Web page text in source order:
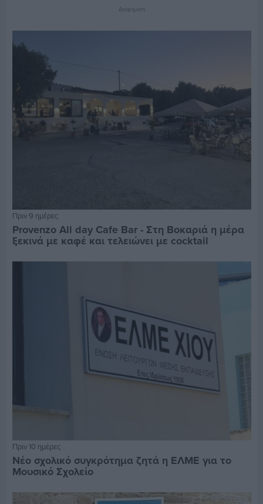
Διαφήμιση
Πριν 9 ημέρες
Provenzo All day Cafe Bar - Στη Βοκαριά η μέρα
ξεκινά με καφέ και τελειώνει με cocktail
Πριν 10 ημέρες
Νέο σχολικό συγκρότημα ζητά η ΕΛΜΕ για το
Μουσικό Σχολείο